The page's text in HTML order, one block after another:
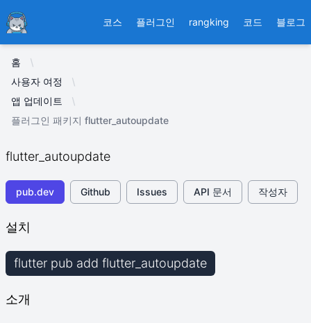
Ducafecat 코스 플러그인 rangking 코드 블로그
홈
사용자 여정
앱 업데이트
플러그인 패키지 flutter_autoupdate
flutter_autoupdate
pub.dev Github Issues API 문서 작성자
설치
flutter pub add flutter_autoupdate
소개